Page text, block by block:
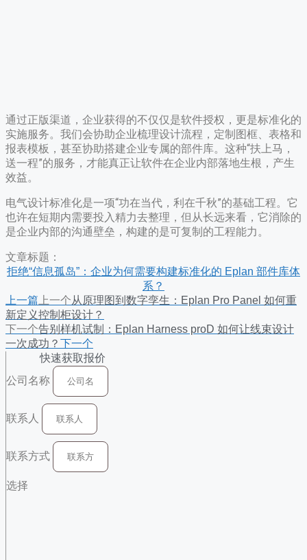
通过正版渠道，企业获得的不仅仅是软件授权，更是标准化的
实施服务。我们会协助企业梳理设计流程，定制图框、表格和
报表模板，甚至协助搭建企业专属的部件库。这种“扶上马，
送一程”的服务，才能真正让软件在企业内部落地生根，产生
效益。
电气设计标准化是一项“功在当代，利在千秋”的基础工程。它
也许在短期内需要投入精力去整理，但从长远来看，它消除的
是企业内部的沟通壁垒，构建的是可复制的工程能力。
文章标题：
拒绝“信息孤岛”：企业为何需要构建标准化的 Eplan 部件库体
系？
上一篇 上一个从原理图到数字孪生：Eplan Pro Panel 如何重
新定义控制柜设计？
下一个告别样机试制：Eplan Harness proD 如何让线束设计
一次成功？ 下一个
快速获取报价
公司名称
联系人
联系方式
选择